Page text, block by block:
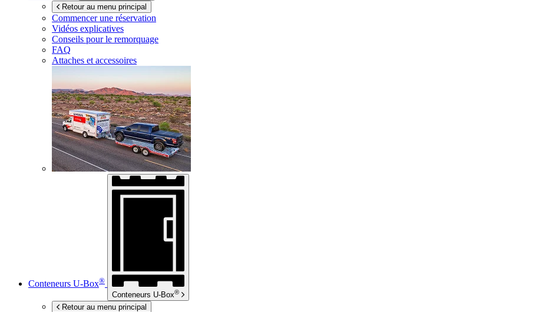
Retour au menu principal
Commencer une réservation
Vidéos explicatives
Conseils pour le remorquage
FAQ
Attaches et accessoires
Conteneurs U-Box®
Conteneurs U-Box®
Retour au menu principal